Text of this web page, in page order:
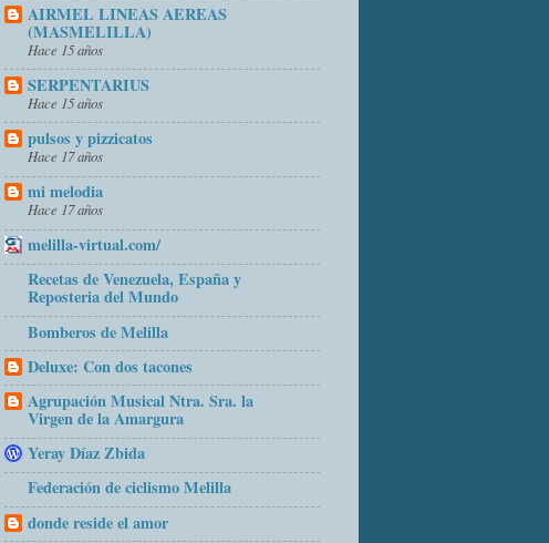
AIRMEL LINEAS AEREAS
(MASMELILLA)
Hace 15 años
SERPENTARIUS
Hace 15 años
pulsos y pizzicatos
Hace 17 años
mi melodia
Hace 17 años
melilla-virtual.com/
Recetas de Venezuela, España y
Reposteria del Mundo
Bomberos de Melilla
Deluxe: Con dos tacones
Agrupación Musical Ntra. Sra. la
Virgen de la Amargura
Yeray Díaz Zbida
Federación de ciclismo Melilla
donde reside el amor